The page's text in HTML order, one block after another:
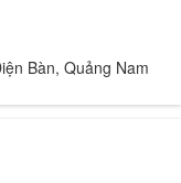
Bàn, Quảng Nam